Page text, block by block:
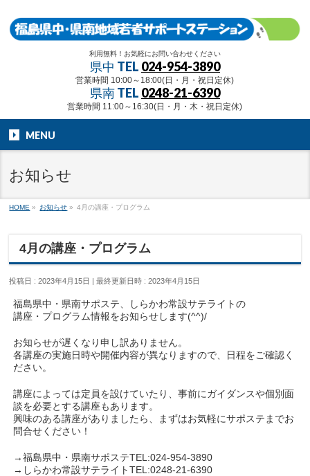
利用無料！お気軽にお問い合わせください
県中 TEL 024-954-3890
営業時間 10:00～18:00(日・月・祝日定休)
県南 TEL 0248-21-6390
営業時間 11:00～16:30(日・月・木・祝日定休)
MENU
お知らせ
HOME » お知らせ » 4月の講座・プログラム
4月の講座・プログラム
投稿日 : 2023年4月15日 最終更新日時 : 2023年4月15日
福島県中・県南サポステ、しらかわ常設サテライトの
講座・プログラム情報をお知らせします(^^)/
お知らせが遅くなり申し訳ありません。
各講座の実施日時や開催内容が異なりますので、日程をご確認く
ださい。
講座によっては定員を設けていたり、事前にガイダンスや個別面
談を必要とする講座もあります。
興味のある講座がありましたら、まずはお気軽にサポステまでお
問合せください！
→福島県中・県南サポステTEL:024-954-3890
→しらかわ常設サテライトTEL:0248-21-6390